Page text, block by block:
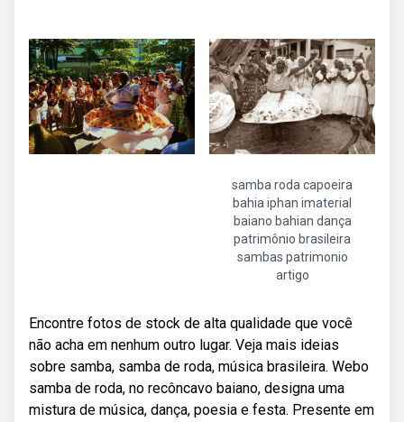
samba roda capoeira
bahia iphan imaterial
baiano bahian dança
patrimônio brasileira
sambas patrimonio
artigo
Encontre fotos de stock de alta qualidade que você
não acha em nenhum outro lugar. Veja mais ideias
sobre samba, samba de roda, música brasileira. Webo
samba de roda, no recôncavo baiano, designa uma
mistura de música, dança, poesia e festa. Presente em